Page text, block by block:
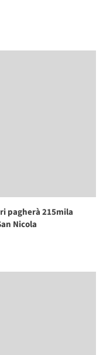
pagherà 215mila
Nicola